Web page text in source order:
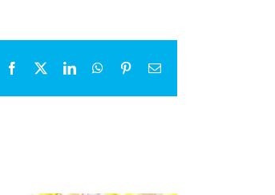
Facebook LinkedInWhatsApp
PinterestEmail